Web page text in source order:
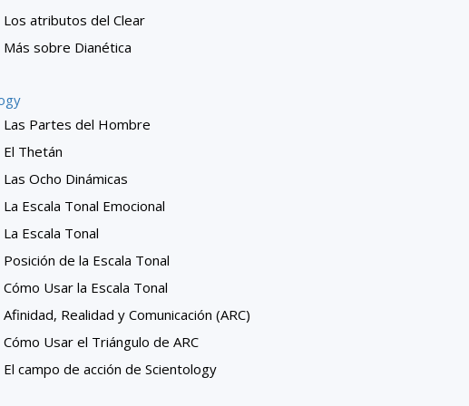
Los atributos del Clear
Más sobre Dianética
Las Partes del Hombre
El Thetán
Las Ocho Dinámicas
La Escala Tonal Emocional
La Escala Tonal
Posición de la Escala Tonal
Cómo Usar la Escala Tonal
Afinidad, Realidad y Comunicación (ARC)
Cómo Usar el Triángulo de ARC
El campo de acción de Scientology